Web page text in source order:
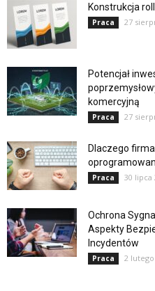
Konstrukcja
Praca 27
Potencjał
komercyjną
Praca 27
Dlaczego
Praca 30 lipca
Ochrona
Aspekty
Incydentów
Praca 2 lutego